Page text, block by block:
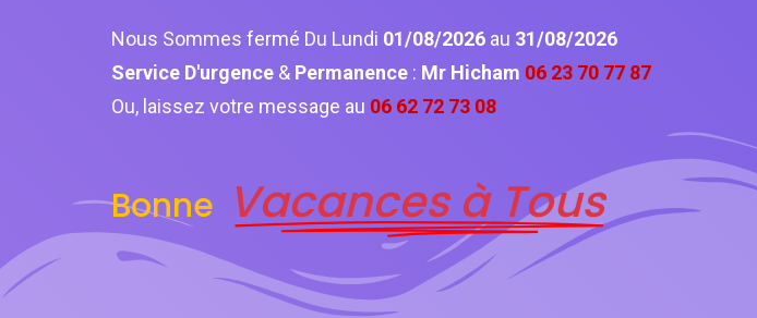
Nous Sommes fermé Du Lundi 01/08/2026 au 31/08/2026
Service D'urgence & Permanence : Mr Hicham 06 23 70 77 87
Ou, laissez votre message au 06 62 72 73 08
Bonne Vacances à Tous